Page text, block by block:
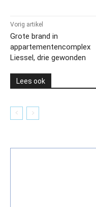
Vorig artikel
Grote brand in
appartementencomplex
Liessel, drie gewonden
Lees ook